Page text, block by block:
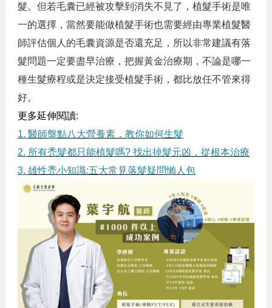
髮。但若毛囊已經被攻擊到消失不見了，植髮手術是唯
一的選擇，當然要能做植髮手術也需要經由專業植髮醫
師評估個人的毛囊資源是否還充足，所以非常建議有落
髮問題一定要盡早治療，把握黃金治療期，不論是哪一
種生髮療程或是決定接受植髮手術，都比放任不管來得
好。
更多延伸閱讀:
1. 醫師盤點八大營養素，教你如何生髮
2. 所有禿髮都只能植髮嗎? 找出掉髮元凶，從根本治療
3. 雄性禿小知識:五大常見落髮疑問懶人包